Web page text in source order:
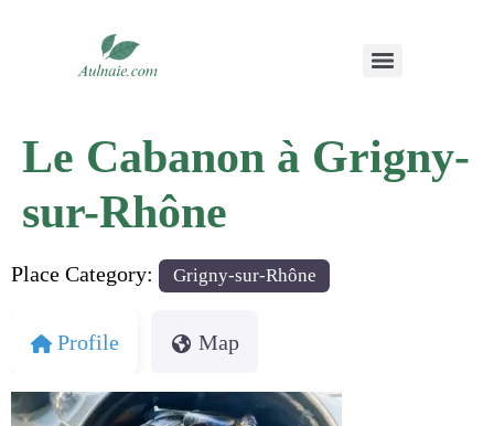
Le Cabanon à Grigny-
sur-Rhône
Place Category: Grigny-sur-Rhône
Profile Map